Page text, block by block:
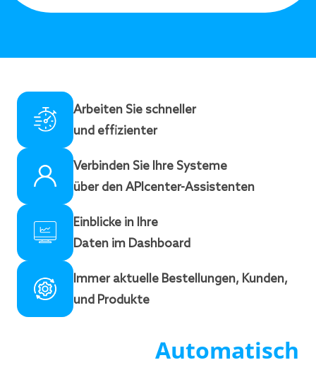
nicht, dass sie bei einem Update überschrieben wird.
Unterstützte Produktarten: Einfache, virtuelle,
Varianten/Konfigurationsprodukte.
Attribute/Merkmale
Neben den generischen und benutzerdefinierten
Feldern von der Plytix werden auch Artikelattribute
von der Plytix unterstützt. Diese müssen manuell im
APIcenter zugeordnet werden.
Attribute werden für die Erstellung von
Konfigurationsprodukten verwendet, wie
Größe/Farbe/Optionen. Merkmale werden als
zusätzliche Informationsfelder verwendet, z. B.
Ursprungsland, Typ, Lieferzeit etc.
Arbeiten Sie schneller
und effizienter
Verbinden Sie Ihre Systeme
über den APIcenter-Assistenten
Einblicke in Ihre
Daten im Dashboard
Immer aktuelle Bestellungen, Kunden,
und Produkte
Automatisch